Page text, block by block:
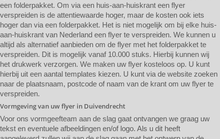
een folderpakket. Om via een huis-aan-huiskrant een flyer
verspreiden is de attentiewaarde hoger, maar de kosten ook iets
hoger dan via een folderpakket. Het is niet mogelijk om bij elke huis-
aan-huiskrant van Nederland een flyer te verspreiden. We kunnen u
altijd als alternatief aanbieden om de flyer met het folderpakket te
verspreiden. Dit is mogelijk vanaf 10.000 stuks. Hierbij kunnen wij
het drukwerk verzorgen. We maken uw flyer kosteloos op. U kunt
hierbij uit een aantal templates kiezen. U kunt via de website zoeken
naar de plaatsnaam, postcode of naam van de krant om uw flyer te
verspreiden.
Vormgeving van uw flyer in Duivendrecht
Voor ons vormgeefteam aan de slag gaat ontvangen we graag uw
tekst en eventuele afbeeldingen en/of logo. Als u dit heeft